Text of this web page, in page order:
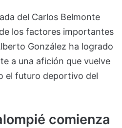
del Carlos Belmonte
los factores importantes
González ha logrado
a una afición que vuelve
el futuro deportivo del
comienza